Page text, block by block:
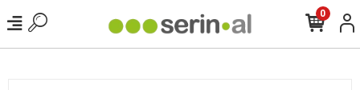
0